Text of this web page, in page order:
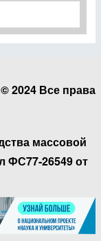
2024 Все права
массовой
ФС77-26549 от